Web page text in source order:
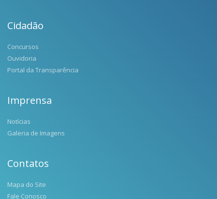
Cidadão
Concursos
Ouvidoria
Portal da Transparência
Imprensa
Notícias
Galeria de Imagens
Contatos
Mapa do Site
Fale Conosco